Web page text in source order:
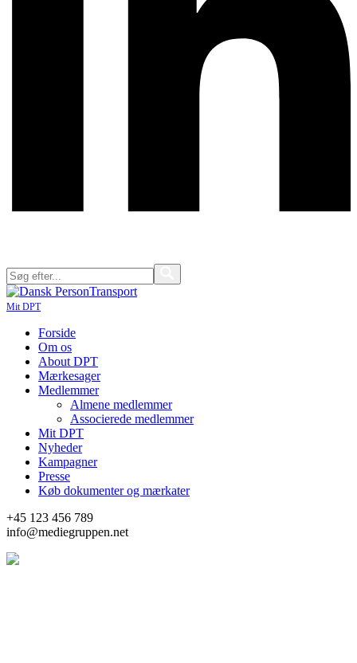
Mit DPT
Forside
Om os
About DPT
Mærkesager
Medlemmer
Almene medlemmer
Associerede medlemmer
Mit DPT
Nyheder
Kampagner
Presse
Køb dokumenter og mærkater
+45 123 456 789
info@mediegruppen.net